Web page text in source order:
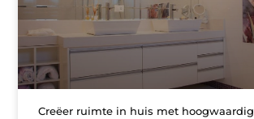
Creëer ruimte in huis met hoogwaardig